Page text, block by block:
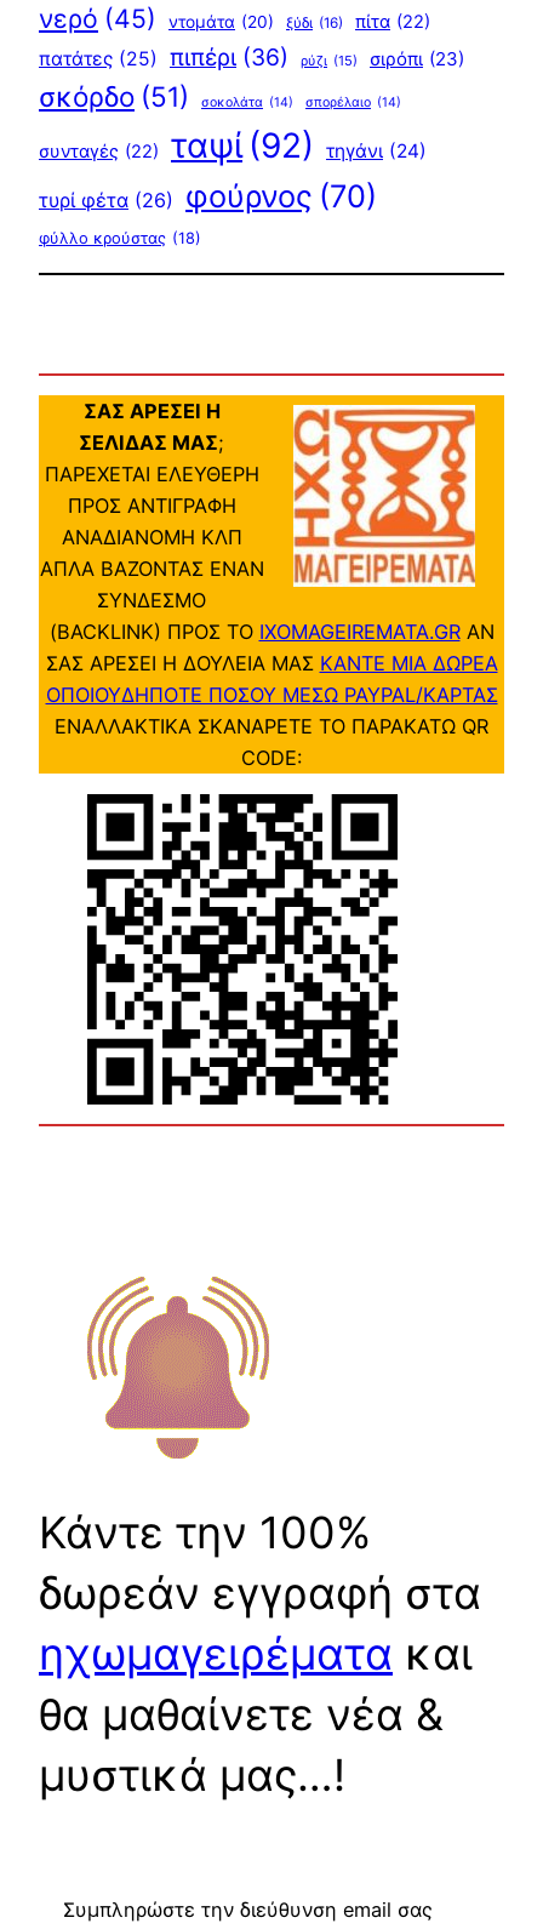
νερό (45) ντομάτα (20) ξύδι (16) πίτα (22)
πατάτες (25) πιπέρι (36) ρύζι (15) σιρόπι (23)
σκόρδο (51) σοκολάτα (14) σπορέλαιο (14)
συνταγές (22) ταψί (92) τηγάνι (24)
τυρί φέτα (26) φούρνος (70)
φύλλο κρούστας (18)
ΣΑΣ ΑΡΕΣΕΙ Η
ΣΕΛΙΔΑΣ ΜΑΣ;
ΠΑΡΕΧΕΤΑΙ ΕΛΕΥΘΕΡΗ
ΠΡΟΣ ΑΝΤΙΓΡΑΦΗ
ΑΝΑΔΙΑΝΟΜΗ ΚΛΠ
ΑΠΛΑ ΒΑΖΟΝΤΑΣ ΕΝΑΝ
ΣΥΝΔΕΣΜΟ
(BACKLINK) ΠΡΟΣ ΤΟ IXOMAGEIREMATA.GRΑΝ
ΣΑΣ ΑΡΕΣΕΙ Η ΔΟΥΛΕΙΑ ΜΑΣ ΚΑΝΤΕ ΜΙΑ ΔΩΡΕΑ
ΟΠΟΙΟΥΔΗΠΟΤΕ ΠΟΣΟΥ ΜΕΣΩ PAYPAL/ΚΑΡΤΑΣ
ΕΝΑΛΛΑΚΤΙΚΑ ΣΚΑΝΑΡΕΤΕ ΤΟ ΠΑΡΑΚΑΤΩ QR
CODE:
Κάντε την 100%
δωρεάν εγγραφή στα
ηχωμαγειρέματα και
θα μαθαίνετε νέα &
μυστικά μας…!
Συμπληρώστε την διεύθυνση email σας